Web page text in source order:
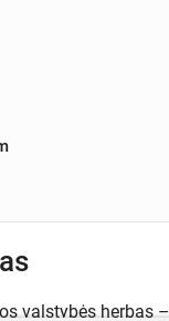
valstybės herbas